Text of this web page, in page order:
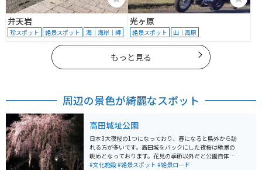
弁天岩
珍スポット 絶景スポット 海｜海岸｜岬
光ヶ原
絶景スポット 山｜高原
もっと見る
周辺の景色が綺麗なスポット
高田城址公園
日本3大夜桜の1つになっており、春になると県外から訪
れる方が多いです。高田城をバックにした夜桜は絶景の
眺めとなっております。花見の季節以外だと公園自体が
広いので晴れている日などに散歩をして過ごす方も多く
#文化施設#絶景スポット #絶景ロード